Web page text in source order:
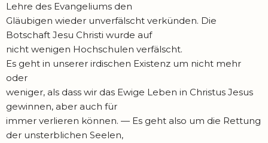
Lehre des Evangeliums den
Gläubigen wieder unverfälscht verkünden. Die
Botschaft Jesu Christi wurde auf
nicht wenigen Hochschulen verfälscht.
Es geht in unserer irdischen Existenz um nicht mehr
oder
weniger, als dass wir das Ewige Leben in Christus Jesus
gewinnen, aber auch für
immer verlieren können. — Es geht also um die Rettung
der unsterblichen Seelen,